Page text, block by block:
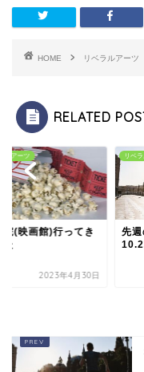
HOME リベラルアーツ
RELATED
ルアーツ
院(映画館)行ってき
た
2023年4月30日
リベ
先